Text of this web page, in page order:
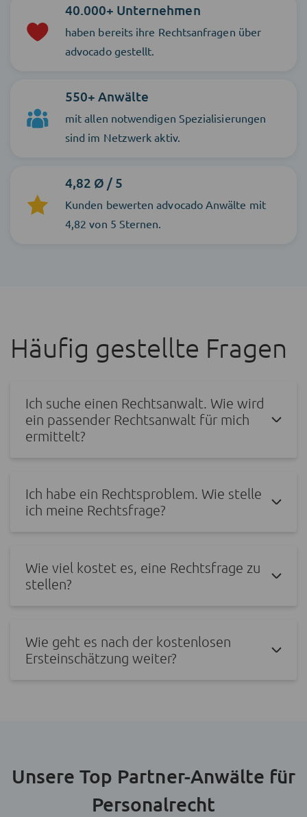
40.000+ Unternehmen
haben bereits ihre Rechtsanfragen über
advocado gestellt.
550+ Anwälte
mit allen notwendigen Spezialisierungen
sind im Netzwerk aktiv.
4,82 Ø / 5
Kunden bewerten advocado Anwälte mit
4,82 von 5 Sternen.
Häufig gestellte Fragen
Ich suche einen Rechtsanwalt. Wie wird
ein passender Rechtsanwalt für mich
ermittelt?
Ich habe ein Rechtsproblem. Wie stelle
ich meine Rechtsfrage?
Wie viel kostet es, eine Rechtsfrage zu
stellen?
Wie geht es nach der kostenlosen
Ersteinschätzung weiter?
Unsere Top Partner-Anwälte für
Personalrecht